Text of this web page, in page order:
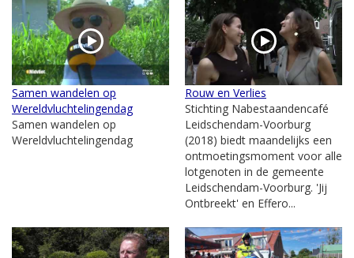
Samen wandelen op
Wereldvluchtelingendag
Samen wandelen op
Wereldvluchtelingendag
Rouw en Verlies
Stichting Nabestaandencafé
Leidschendam-Voorburg
(2018) biedt maandelijks een
ontmoetingsmoment voor alle
lotgenoten in de gemeente
Leidschendam-Voorburg. 'Jij
Ontbreekt' en Effero...